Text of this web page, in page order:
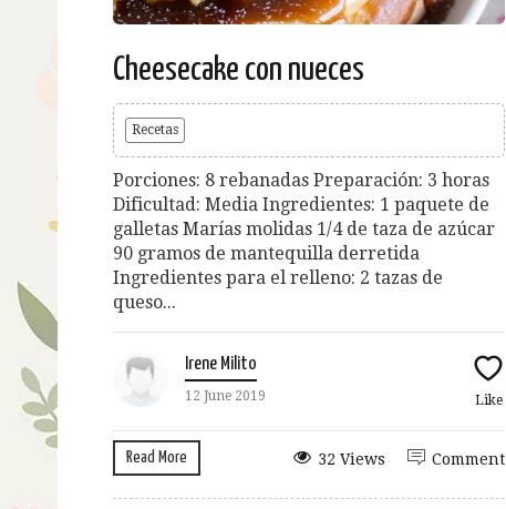
Cheesecake con nueces
Recetas
Porciones: 8 rebanadas Preparación: 3 horas
Dificultad: Media Ingredientes: 1 paquete de
galletas Marías molidas 1/4 de taza de azúcar
90 gramos de mantequilla derretida
Ingredientes para el relleno: 2 tazas de
queso...
Irene Milito
12 June 2019 Like
Read More Comment
32 Views